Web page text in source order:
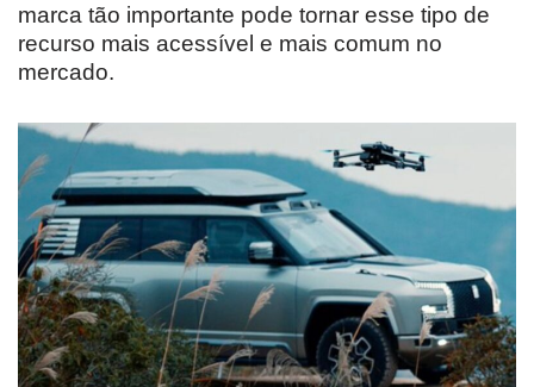
marca tão importante pode tornar esse tipo de
recurso mais acessível e mais comum no
mercado.